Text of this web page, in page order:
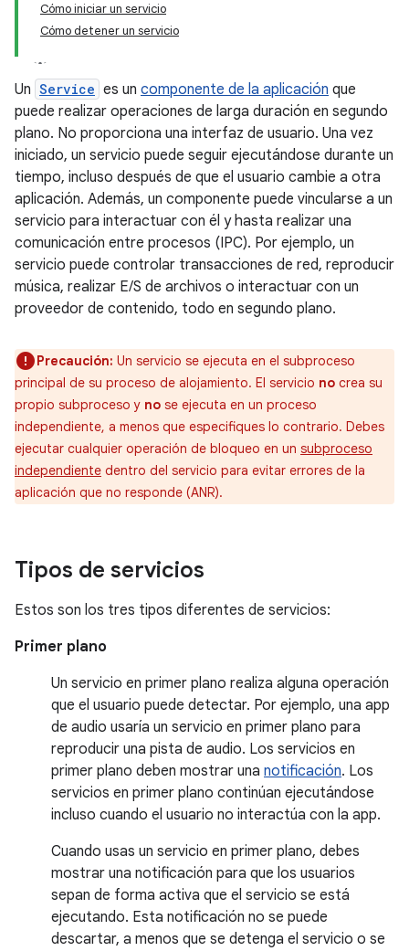
Cómo iniciar un servicio
Cómo detener un servicio
Un Service es un componente de la aplicación que
puede realizar operaciones de larga duración en segundo
plano. No proporciona una interfaz de usuario. Una vez
iniciado, un servicio puede seguir ejecutándose durante un
tiempo, incluso después de que el usuario cambie a otra
aplicación. Además, un componente puede vincularse a un
servicio para interactuar con él y hasta realizar una
comunicación entre procesos (IPC). Por ejemplo, un
servicio puede controlar transacciones de red, reproducir
música, realizar E/S de archivos o interactuar con un
proveedor de contenido, todo en segundo plano.
Precaución: Un servicio se ejecuta en el subproceso
principal de su proceso de alojamiento. El servicio no crea su
propio subproceso y no se ejecuta en un proceso
independiente, a menos que especifiques lo contrario. Debes
ejecutar cualquier operación de bloqueo en un subproceso
independiente dentro del servicio para evitar errores de la
aplicación que no responde (ANR).
Tipos de servicios
Estos son los tres tipos diferentes de servicios:
Primer plano
Un servicio en primer plano realiza alguna operación
que el usuario puede detectar. Por ejemplo, una app
de audio usaría un servicio en primer plano para
reproducir una pista de audio. Los servicios en
primer plano deben mostrar una notificación. Los
servicios en primer plano continúan ejecutándose
incluso cuando el usuario no interactúa con la app.
Cuando usas un servicio en primer plano, debes
mostrar una notificación para que los usuarios
sepan de forma activa que el servicio se está
ejecutando. Esta notificación no se puede
descartar, a menos que se detenga el servicio o se